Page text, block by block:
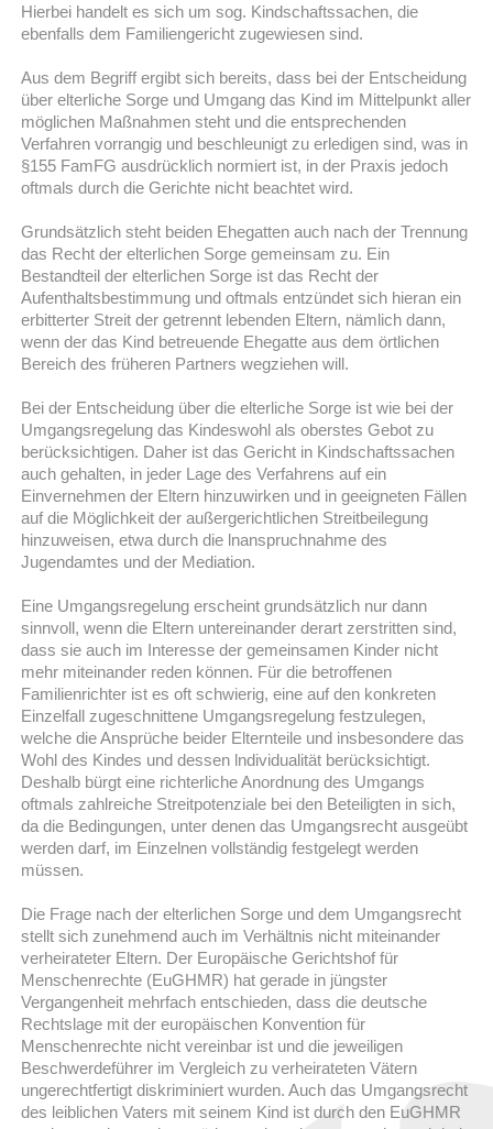
Hierbei handelt es sich um sog. Kindschaftssachen, die
ebenfalls dem Familiengericht zugewiesen sind.
Aus dem Begriff ergibt sich bereits, dass bei der Entscheidung
über elterliche Sorge und Umgang das Kind im Mittelpunkt aller
möglichen Maßnahmen steht und die entsprechenden
Verfahren vorrangig und beschleunigt zu erledigen sind, was in
§155 FamFG ausdrücklich normiert ist, in der Praxis jedoch
oftmals durch die Gerichte nicht beachtet wird.
Grundsätzlich steht beiden Ehegatten auch nach der Trennung
das Recht der elterlichen Sorge gemeinsam zu. Ein
Bestandteil der elterlichen Sorge ist das Recht der
Aufenthaltsbestimmung und oftmals entzündet sich hieran ein
erbitterter Streit der getrennt lebenden Eltern, nämlich dann,
wenn der das Kind betreuende Ehegatte aus dem örtlichen
Bereich des früheren Partners wegziehen will.
Bei der Entscheidung über die elterliche Sorge ist wie bei der
Umgangsregelung das Kindeswohl als oberstes Gebot zu
berücksichtigen. Daher ist das Gericht in Kindschaftssachen
auch gehalten, in jeder Lage des Verfahrens auf ein
Einvernehmen der Eltern hinzuwirken und in geeigneten Fällen
auf die Möglichkeit der außergerichtlichen Streitbeilegung
hinzuweisen, etwa durch die lnanspruchnahme des
Jugendamtes und der Mediation.
Eine Umgangsregelung erscheint grundsätzlich nur dann
sinnvoll, wenn die Eltern untereinander derart zerstritten sind,
dass sie auch im Interesse der gemeinsamen Kinder nicht
mehr miteinander reden können. Für die betroffenen
Familienrichter ist es oft schwierig, eine auf den konkreten
Einzelfall zugeschnittene Umgangsregelung festzulegen,
welche die Ansprüche beider Elternteile und insbesondere das
Wohl des Kindes und dessen lndividualität berücksichtigt.
Deshalb bürgt eine richterliche Anordnung des Umgangs
oftmals zahlreiche Streitpotenziale bei den Beteiligten in sich,
da die Bedingungen, unter denen das Umgangsrecht ausgeübt
werden darf, im Einzelnen vollständig festgelegt werden
müssen.
Die Frage nach der elterlichen Sorge und dem Umgangsrecht
stellt sich zunehmend auch im Verhältnis nicht miteinander
verheirateter Eltern. Der Europäische Gerichtshof für
Menschenrechte (EuGHMR) hat gerade in jüngster
Vergangenheit mehrfach entschieden, dass die deutsche
Rechtslage mit der europäischen Konvention für
Menschenrechte nicht vereinbar ist und die jeweiligen
Beschwerdeführer im Vergleich zu verheirateten Vätern
ungerechtfertigt diskriminiert wurden. Auch das Umgangsrecht
des leiblichen Vaters mit seinem Kind ist durch den EuGHMR